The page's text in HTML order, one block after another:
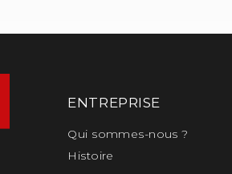
ENTREPRISE
Qui sommes-nous ?
Histoire